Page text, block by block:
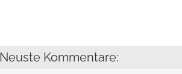
Neuste Kommentare: